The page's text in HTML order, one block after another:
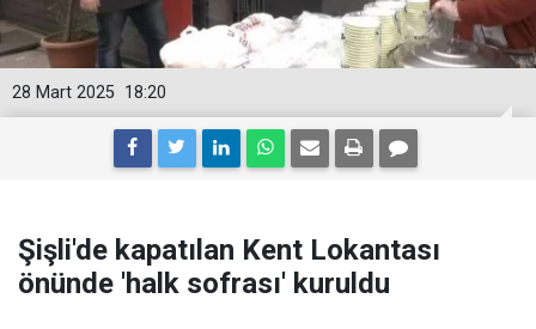
18:20
28 Mart 2025
Şişli'de kapatılan Kent Lokantası
önünde 'halk sofrası' kuruldu